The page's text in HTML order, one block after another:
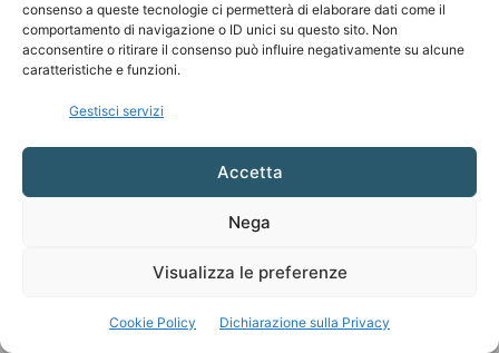
consenso a queste tecnologie ci permetterà di elaborare dati come il
comportamento di navigazione o ID unici su questo sito. Non
acconsentire o ritirare il consenso può influire negativamente su alcune
caratteristiche e funzioni.
Gestisci servizi
Accetta
Nega
Visualizza le preferenze
Cookie Policy Dichiarazione sulla Privacy